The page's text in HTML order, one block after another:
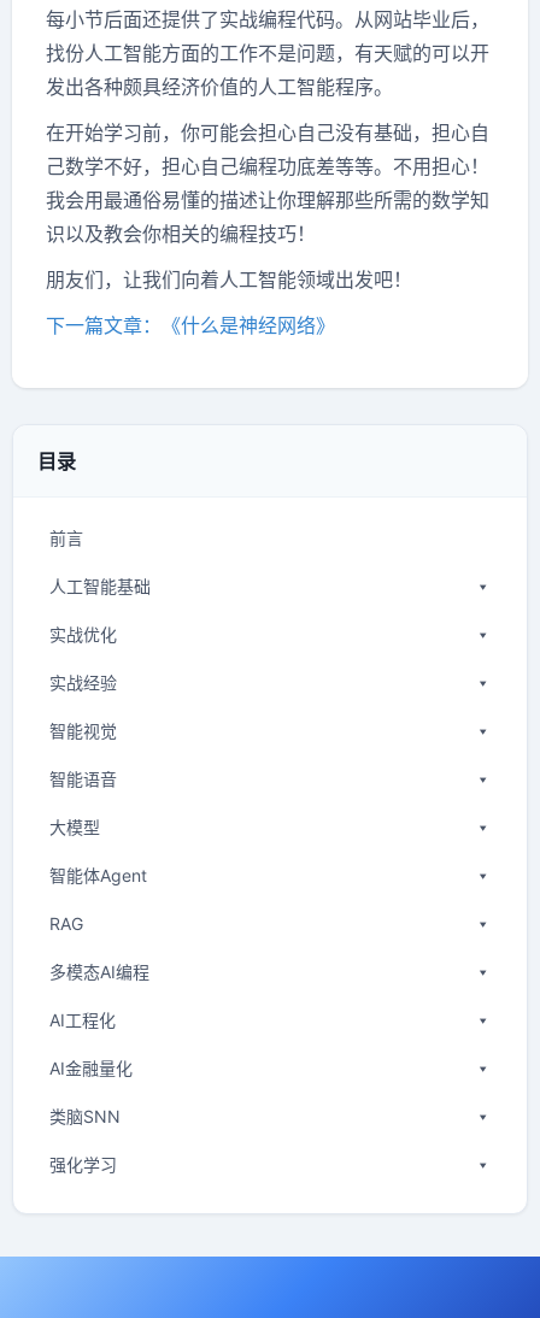
每小节后面还提供了实战编程代码。从网站毕业后，
找份人工智能方面的工作不是问题，有天赋的可以开
发出各种颇具经济价值的人工智能程序。
在开始学习前，你可能会担心自己没有基础，担心自
己数学不好，担心自己编程功底差等等。不用担心！
我会用最通俗易懂的描述让你理解那些所需的数学知
识以及教会你相关的编程技巧！
朋友们，让我们向着人工智能领域出发吧！
下一篇文章：《什么是神经网络》
目录
前言
人工智能基础
实战优化
实战经验
智能视觉
智能语音
大模型
智能体Agent
RAG
多模态AI编程
AI工程化
AI金融量化
类脑SNN
强化学习